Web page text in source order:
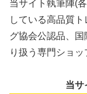
当サイト執筆陣(
している高品質
グ協会公認品、
り扱う専門ショッ
当サ